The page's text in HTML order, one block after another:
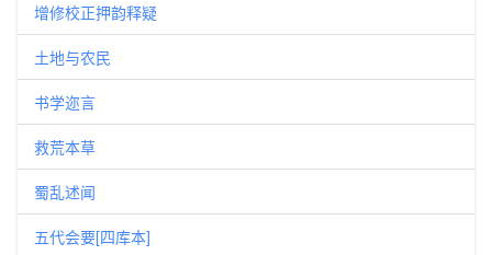
增修校正押韵释疑
土地与农民
书学迩言
救荒本草
蜀乱述闻
五代会要[四库本]